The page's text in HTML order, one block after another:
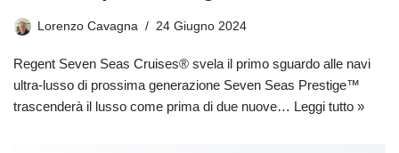
Lorenzo Cavagna 24 Giugno 2024
Regent Seven Seas Cruises® svela il primo sguardo alle navi
ultra-lusso di prossima generazione Seven Seas Prestige™
trascenderà il lusso come prima di due nuove… Leggi tutto »